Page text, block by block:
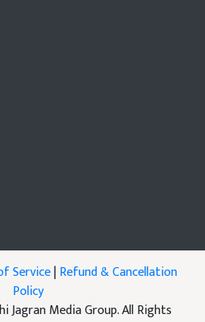
Service|Refund & Cancellation
Policy
Jagran Media Group. All Rights